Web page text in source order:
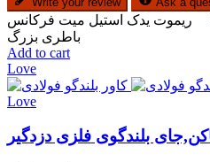
ریموت یدک استیل میت فرکانس Hz 315 برد بالا 1000 متری
Add to cart
Love
Love
بلندگوی فلزی دزدگیر